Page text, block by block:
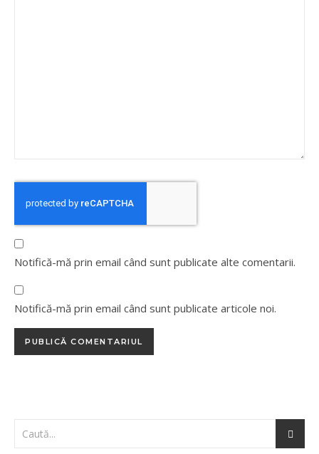
Notifică-mă prin email când sunt publicate alte comentarii.
Notifică-mă prin email când sunt publicate articole noi.